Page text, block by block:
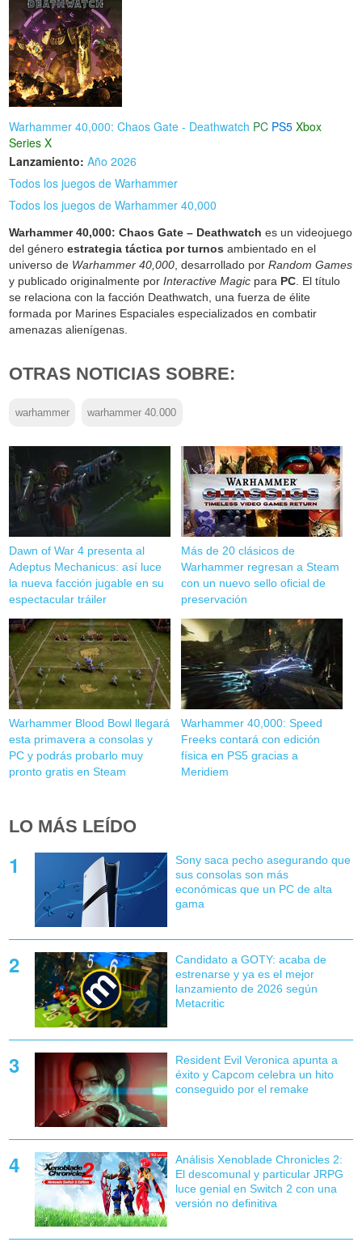
Warhammer 40,000: Chaos Gate - Deathwatch PC PS5 Xbox
Series X
Lanzamiento: Año 2026
Todos los juegos de Warhammer
Todos los juegos de Warhammer 40,000
Warhammer 40,000: Chaos Gate – Deathwatch es un videojuego
del géneroestrategia táctica por turnos ambientado en el
universo de Warhammer 40,000 , desarrollado porRandom Games
y publicado originalmente porInteractive Magic para PC . El título
se relaciona con la facción Deathwatch, una fuerza de élite
formada por Marines Espaciales especializados en combatir
amenazas alienígenas.
OTRAS NOTICIAS SOBRE:
warhammer warhammer 40.000
Dawn of War 4 presenta al
Adeptus Mechanicus: así luce
la nueva facción jugable en su
espectacular tráiler
Más de 20 clásicos de
Warhammer regresan a Steam
con un nuevo sello oficial de
preservación
Warhammer Blood Bowl llegará
esta primavera a consolas y
PC y podrás probarlo muy
pronto gratis en Steam
Warhammer 40,000: Speed
Freeks contará con edición
física en PS5 gracias a
Meridiem
LO MÁS LEÍDO
Sony saca pecho asegurando que
sus consolas son más
económicas que un PC de alta
gama
Candidato a GOTY: acaba de
estrenarse y ya es el mejor
lanzamiento de 2026 según
Metacritic
Resident Evil Veronica apunta a
éxito y Capcom celebra un hito
conseguido por el remake
Análisis Xenoblade Chronicles 2:
El descomunal y particular JRPG
luce genial en Switch 2 con una
versión no definitiva